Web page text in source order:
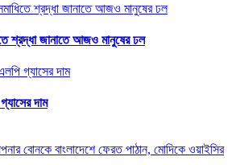
শ্রদ্ধা জানাতে আজও মানুষের ঢল
দাম